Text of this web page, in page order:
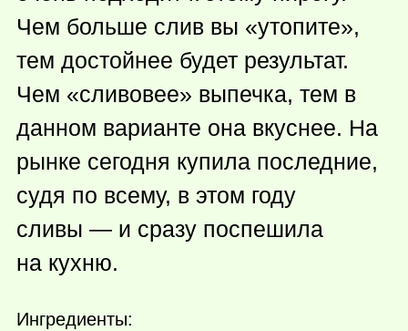
Чем больше слив вы «утопите»,
тем достойнее будет результат.
Чем «сливовее» выпечка, тем в
данном варианте она вкуснее. На
рынке сегодня купила последние,
судя по всему, в этом году
сливы — и сразу поспешила
на кухню.
Ингредиенты: